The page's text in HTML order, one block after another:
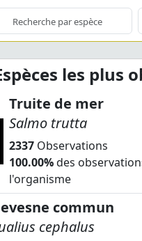
les plus
Truite de mer
Salmo trutta
2337 Observations
100.00%des
l'organisme
commun
cephalus